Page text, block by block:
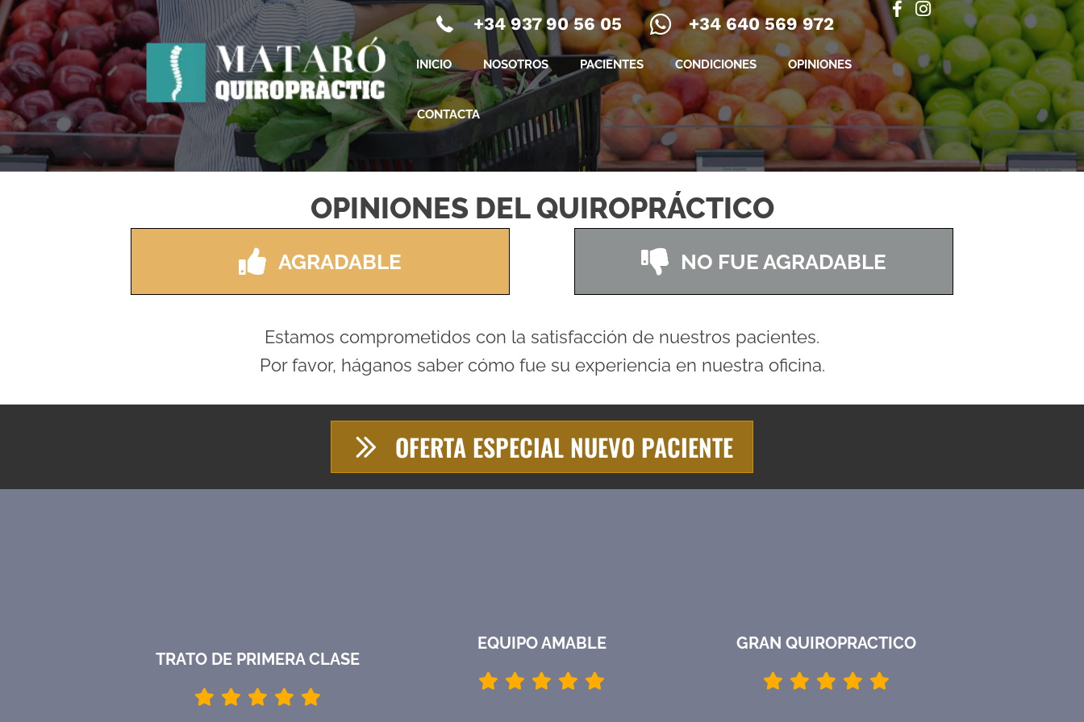
+34 937 90 56 05 +34 640 569 972
INICIO NOSOTROS PACIENTES CONDICIONES OPINIONES
CONTACTA
OPINIONES DEL QUIROPRÁCTICO
AGRADABLE NO FUE AGRADABLE
Estamos comprometidos con la satisfacción de nuestros pacientes.
Por favor, háganos saber cómo fue su experiencia en nuestra oficina.
OFERTA ESPECIAL NUEVO PACIENTE
TRATO DE PRIMERA CLASE
EQUIPO AMABLE GRAN QUIROPRACTICO